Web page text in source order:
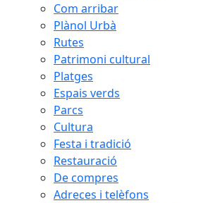
Com arribar
Plànol Urbà
Rutes
Patrimoni cultural
Platges
Espais verds
Parcs
Cultura
Festa i tradició
Restauració
De compres
Adreces i telèfons